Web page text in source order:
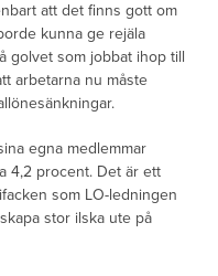
att det finns gott om
kunna ge rejäla
golvet som jobbat ihop till
arbetarna nu måste
egna medlemmar
4,2 procent. Det är ett
som LO-ledningen
stor ilska ute på